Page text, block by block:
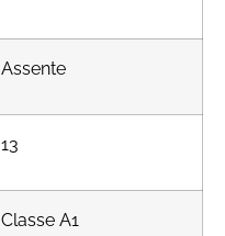
Assente
13
Classe A1